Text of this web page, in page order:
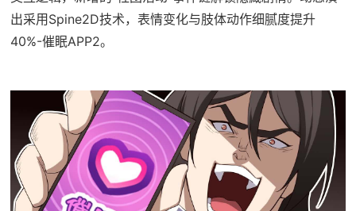
出采用Spine2D技术，表情变化与肢体动作细腻度提升
40%-催眠APP2。